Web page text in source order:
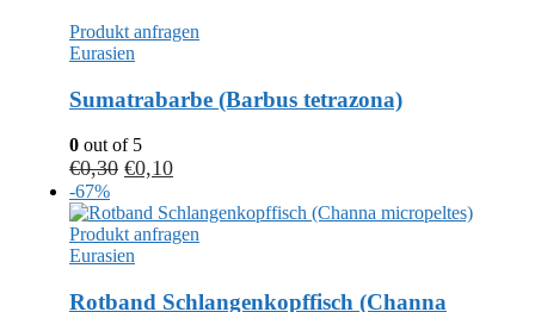
Produkt anfragen
Eurasien
Sumatrabarbe (Barbus tetrazona)
0 out of 5
€0,30 €0,10
-67%
Produkt anfragen
Eurasien
Rotband Schlangenkopffisch (Channa